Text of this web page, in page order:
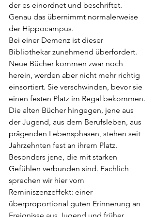
der es einordnet und beschriftet.
Genau das übernimmt normalerweise
der Hippocampus.
Bei einer Demenz ist dieser
Bibliothekar zunehmend überfordert.
Neue Bücher kommen zwar noch
herein, werden aber nicht mehr richtig
einsortiert. Sie verschwinden, bevor sie
einen festen Platz im Regal bekommen.
Die alten Bücher hingegen, jene aus
der Jugend, aus dem Berufsleben, aus
prägenden Lebensphasen, stehen seit
Jahrzehnten fest an ihrem Platz.
Besonders jene, die mit starken
Gefühlen verbunden sind. Fachlich
sprechen wir hier vom
Reminiszenzeffekt: einer
überproportional guten Erinnerung an